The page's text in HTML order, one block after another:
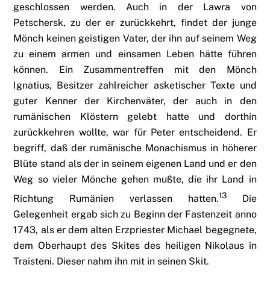
geschlossen werden. Auch in der Lawra von
Petschersk, zu der er zurückkehrt, findet der junge
Mönch keinen geistigen Vater, der ihn auf seinem Weg
zu einem armen und einsamen Leben hätte führen
können. Ein Zusammentreffen mit den Mönch
Ignatius, Besitzer zahlreicher asketischer Texte und
guter Kenner der Kirchenväter, der auch in den
rumänischen Klöstern gelebt hatte und dorthin
zurückkehren wollte, war für Peter entscheidend. Er
begriff, daß der rumänische Monachismus in höherer
Blüte stand als der in seinem eigenen Land und er den
Weg so vieler Mönche gehen mußte, die ihr Land in
Richtung Rumänien verlassen hatten.13Die
Gelegenheit ergab sich zu Beginn der Fastenzeit anno
1743, als er dem alten Erzpriester Michael begegnete,
dem Oberhaupt des Skites des heiligen Nikolaus in
Traisteni. Dieser nahm ihn mit in seinen Skit.